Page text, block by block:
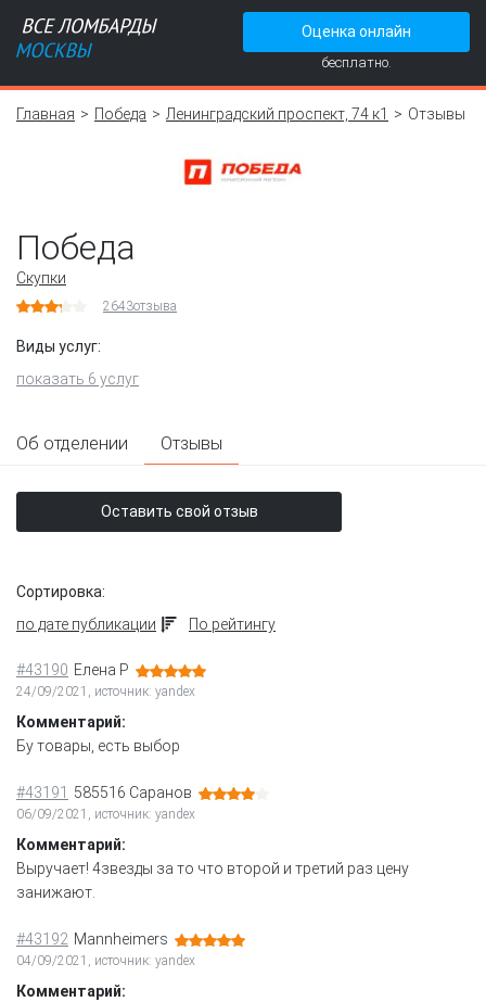
Оценка онлайн
бесплатно.
Главная Победа Ленинградский проспект, 74 к1 Отзывы
Победа
Скупки
2643отзыва
Виды услуг:
показать 6 услуг
Об отделении Отзывы
Оставить свой отзыв
Сортировка:
по дате публикации
По рейтингу
#43190 Елена Р
24/09/2021, источник: yandex
Комментарий:
Бу товары, есть выбор
#43191 585516 Саранов
06/09/2021, источник: yandex
Комментарий:
Выручает! 4звезды за то что второй и третий раз цену
занижают.
#43192 Mannheimers
04/09/2021, источник: yandex
Комментарий: